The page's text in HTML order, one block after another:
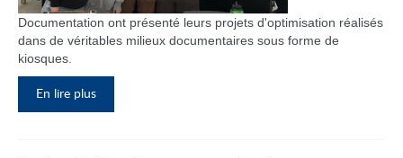
Documentation ont présenté leurs projets d'optimisation réalisés
dans de véritables milieux documentaires sous forme de
kiosques.
En lire plus